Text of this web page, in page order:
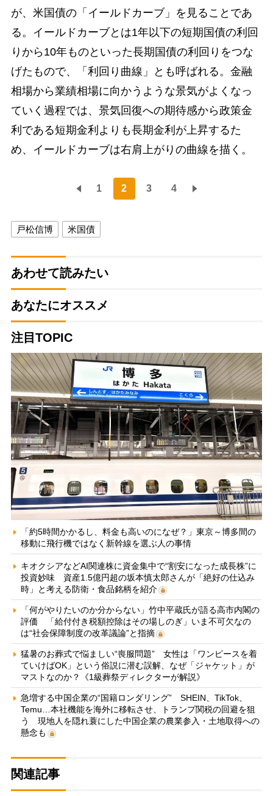
が、米国債の「イールドカーブ」を見ることであ
る。イールドカーブとは1年以下の短期国債の利回
りから10年ものといった長期国債の利回りをつな
げたもので、「利回り曲線」とも呼ばれる。金融
相場から業績相場に向かうような景気がよくなっ
ていく過程では、景気回復への期待感から政策金
利である短期金利よりも長期金利が上昇するた
め、イールドカーブは右肩上がりの曲線を描く。
1 2 3 4
戸松信博 米国債
あわせて読みたい
あなたにオススメ
注目TOPIC
「約5時間かかるし、料金も高いのになぜ？」東京～博多間の
移動に飛行機ではなく新幹線を選ぶ人の事情
キオクシアなどAI関連株に資金集中で“割安になった成長株”に
投資妙味 資産1.5億円超の坂本慎太郎さんが「絶好の仕込み
時」と考える防衛・食品銘柄を紹介
「何がやりたいのか分からない」竹中平蔵氏が語る高市内閣の
評価 「給付付き税額控除はその場しのぎ」いま不可欠なの
は“社会保障制度の改革議論”と指摘
猛暑のお葬式で悩ましい“喪服問題” 女性は「ワンピースを着
ていけばOK」という俗説に潜む誤解、なぜ「ジャケット」が
マストなのか？《1級葬祭ディレクターが解説》
急増する中国企業の“国籍ロンダリング” SHEIN、TikTok、
Temu…本社機能を海外に移転させ、トランプ関税の回避を狙
う 現地人を隠れ蓑にした中国企業の農業参入・土地取得への
懸念も
関連記事